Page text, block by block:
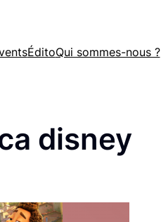
ÉditoQui sommes-nous ?
disney